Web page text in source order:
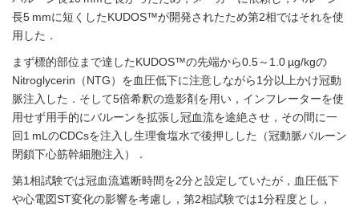
長5 mmに短くしたKUDOS™が開発されたため第2相ではそれを使
用した．
まず標的部位まで達したKUDOS™の先端から0.5～1.0 µg/kgの
Nitroglycerin（NTG）を血圧低下に注意しながら1分以上かけ冠動
脈注入した．そして5倍希釈の造影剤を用い，インフレーターを使
用せず用手的にバルーンを拡張し冠血流を途絶させ，その間に一
回1 mLのCDCsを注入し生理食塩水で後押しした（冠動脈バルーン
閉鎖下心筋幹細胞注入）．
第1相試験では冠血流遮断時間を2分と設定していたが，血圧低下
や心電図ST変化の影響を考慮し，第2相試験では1分程度とし，